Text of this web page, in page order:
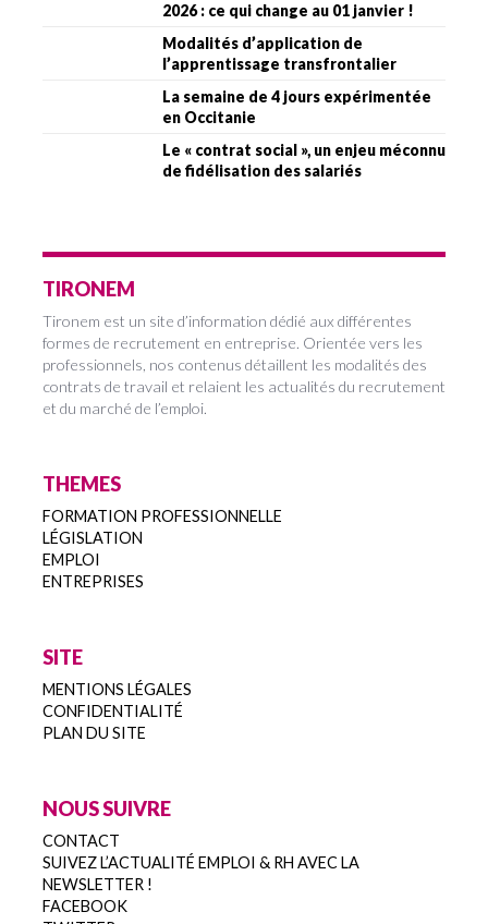
2026 : ce qui change au 01 janvier !
Modalités d’application de
l’apprentissage transfrontalier
La semaine de 4 jours expérimentée
en Occitanie
Le « contrat social », un enjeu méconnu
de fidélisation des salariés
TIRONEM
Tironem est un site d’information dédié aux différentes
formes de recrutement en entreprise. Orientée vers les
professionnels, nos contenus détaillent les modalités des
contrats de travail et relaient les actualités du recrutement
et du marché de l’emploi.
THEMES
FORMATION PROFESSIONNELLE
LÉGISLATION
EMPLOI
ENTREPRISES
SITE
MENTIONS LÉGALES
CONFIDENTIALITÉ
PLAN DU SITE
NOUS SUIVRE
CONTACT
SUIVEZ L’ACTUALITÉ EMPLOI & RH AVEC LA
NEWSLETTER !
FACEBOOK